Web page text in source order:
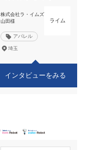
株式会社ラ・イムズ
山田様
アパレル
埼玉
ライム
インタビューをみる